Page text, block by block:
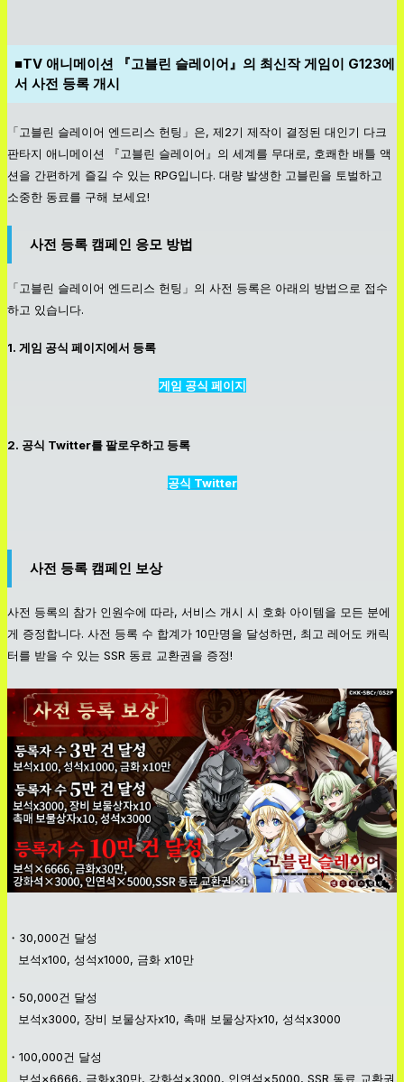
■TV 애니메이션 『고블린 슬레이어』의 최신작 게임이 G123에
서 사전 등록 개시
「고블린 슬레이어 엔드리스 헌팅」은, 제2기 제작이 결정된 대인기 다크
판타지 애니메이션 『고블린 슬레이어』의 세계를 무대로, 호쾌한 배틀 액
션을 간편하게 즐길 수 있는 RPG입니다. 대량 발생한 고블린을 토벌하고
소중한 동료를 구해 보세요!
사전 등록 캠페인 응모 방법
「고블린 슬레이어 엔드리스 헌팅」의 사전 등록은 아래의 방법으로 접수
하고 있습니다.
1. 게임 공식 페이지에서 등록
게임 공식 페이지
2. 공식 Twitter를 팔로우하고 등록
공식 Twitter
사전 등록 캠페인 보상
사전 등록의 참가 인원수에 따라, 서비스 개시 시 호화 아이템을 모든 분에
게 증정합니다. 사전 등록 수 합계가 10만명을 달성하면, 최고 레어도 캐릭
터를 받을 수 있는 SSR 동료 교환권을 증정!
・30,000건 달성
보석x100, 성석x1000, 금화 x10만
・50,000건 달성
보석x3000, 장비 보물상자x10, 촉매 보물상자x10, 성석x3000
・100,000건 달성
보석×6666, 금화x30만, 강화석×3000, 인연석×5000, SSR 동료 교환권